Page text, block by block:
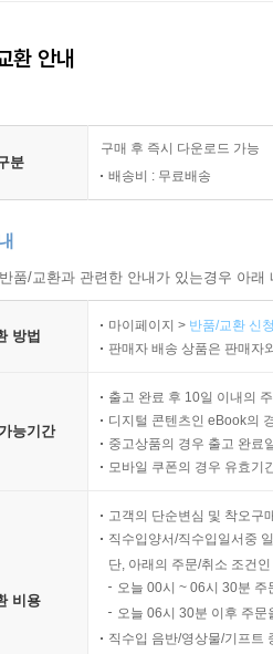
환 안내
분
구매 후 즉시 다운로드 가능
배송비 : 무료배송
품/교환과 관련한 안내가 있는경우 아
방법
마이페이지 > 반품/교환 신
판매자 배송 상품은 판매자
능기간
출고 완료 후 10일 이내의
디지털 콘텐츠인 eBook의
중고상품의 경우 출고 완료
모바일 쿠폰의 경우 유효기
비용
고객의 단순변심 및 착오구
직수입양서/직수입일서중
단, 아래의 주문/취소 조건
오늘 00시 ~ 06시 30분
오늘 06시 30분 이후 주
직수입 음반/영상물/기프트